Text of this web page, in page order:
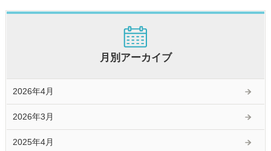
月別アーカイブ
2026年4月
2026年3月
2025年4月